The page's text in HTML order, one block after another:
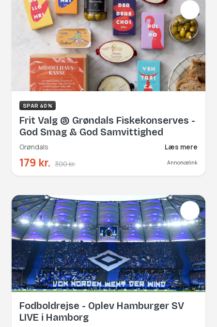
SPAR 40%
Frit Valg @ Grøndals Fiskekonserves -
God Smag & God Samvittighed
Grøndals Læs mere
179 kr. 300 kr. Annoncelink
Fodboldrejse - Oplev Hamburger SV
LIVE i Hamborg